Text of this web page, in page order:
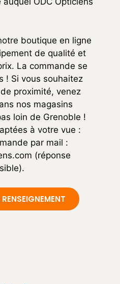
boutique en ligne
de qualité et
La commande se
! Si vous souhaitez
proximité, venez
nos magasins
loin de Grenoble !
à votre vue :
par mail :
(réponse